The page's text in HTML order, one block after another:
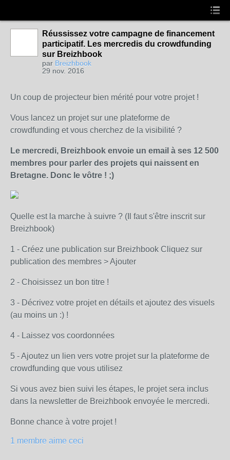
Réussissez votre campagne de financement
participatif. Les mercredis du crowdfunding
sur Breizhbook
par Breizhbook
29 nov. 2016
Un coup de projecteur bien mérité pour votre projet !
Vous lancez un projet sur une plateforme de
crowdfunding et vous cherchez de la visibilité ?
Le mercredi, Breizhbook envoie un email à ses 12 500
membres pour parler des projets qui naissent en
Bretagne. Donc le vôtre ! ;)
Quelle est la marche à suivre ? (Il faut s'être inscrit sur
Breizhbook)
1 - Créez une publication sur Breizhbook Cliquez sur
publication des membres > Ajouter
2 - Choisissez un bon titre !
3 - Décrivez votre projet en détails et ajoutez des visuels
(au moins un :) !
4 - Laissez vos coordonnées
5 - Ajoutez un lien vers votre projet sur la plateforme de
crowdfunding que vous utilisez
Si vous avez bien suivi les étapes, le projet sera inclus
dans la newsletter de Breizhbook envoyée le mercredi.
Bonne chance à votre projet !
1 membre aime ceci